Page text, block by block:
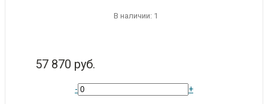
В наличии: 1
57 870 руб.
- +